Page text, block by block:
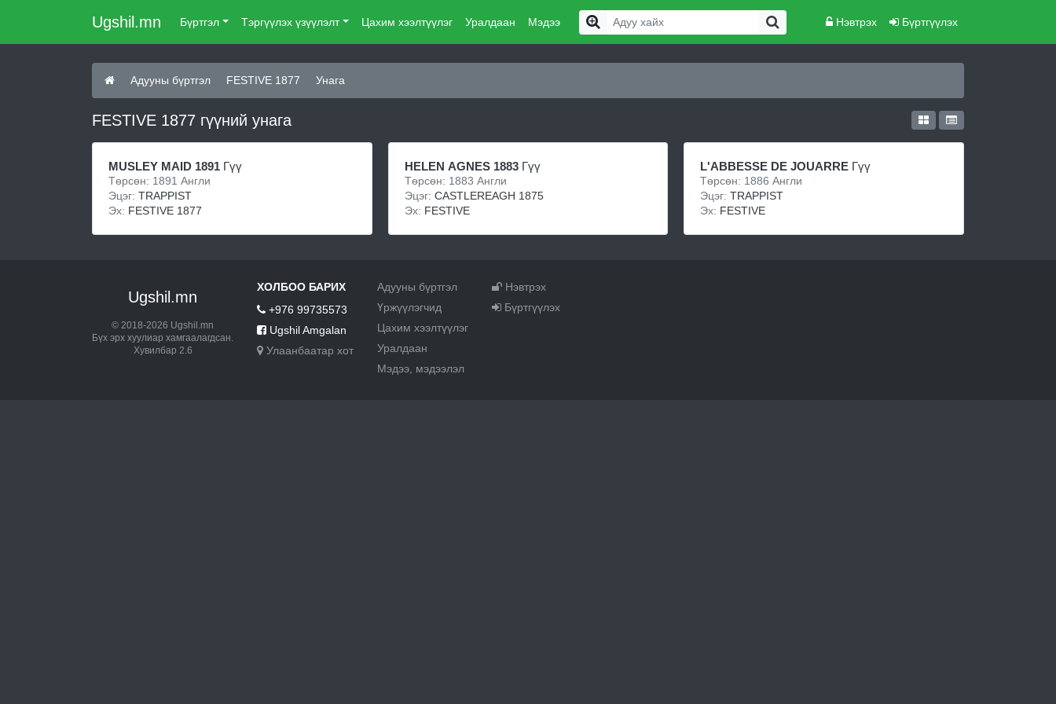
Ugshil.mn Бүртгэл Тэргүүлэх үзүүлэлт Цахим хээлтүүлэг Уралдаан Мэдээ Нэвтрэх Бүртгүүлэх
Адууны бүртгэл FESTIVE 1877 Унага
FESTIVE 1877 гүүний унага
MUSLEY MAID 1891 Гүү
Төрсөн: 1891 Англи
Эцэг: TRAPPIST
Эх: FESTIVE 1877
HELEN AGNES 1883Гүү
Төрсөн: 1883 Англи
Эцэг: CASTLEREAGH 1875
Эх: FESTIVE
L'ABBESSE DE JOUARRE Гүү
Төрсөн: 1886 Англи
Эцэг:TRAPPIST
Эх: FESTIVE
Ugshil.mn
© 2018-2026 Ugshil.mn
Бүх эрх хуулиар хамгаалагдсан.
Хувилбар 2.6
ХОЛБОО БАРИХ
+976 99735573
Ugshil Amgalan
Улаанбаатар хот
Адууны бүртгэл
Үржүүлэгчид
Цахим хээлтүүлэг
Уралдаан
Мэдээ, мэдээлэл
Нэвтрэх
Бүртгүүлэх